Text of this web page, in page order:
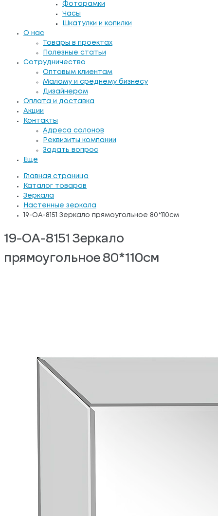
Фоторамки
Часы
Шкатулки и копилки
О нас
Товары в проектах
Полезные статьи
Сотрудничество
Оптовым клиентам
Малому и среднему бизнесу
Дизайнерам
Оплата и доставка
Акции
Контакты
Адреса салонов
Реквизиты компании
Задать вопрос
Еще
Главная страница
Каталог товаров
Зеркала
Настенные зеркала
19-OA-8151 Зеркало прямоугольное 80*110см
19-OA-8151 Зеркало
прямоугольное 80*110см